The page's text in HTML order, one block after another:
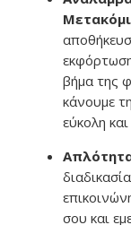
βήμα της
κάνουμε
εύκολη
σου και